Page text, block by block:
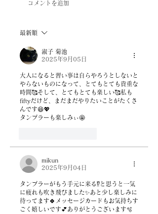
コメントを追加
最新順
淑子 菊池
2025年9月05日
大人になると習い事は自らやろうとしないと
やらないものになって、とてもとても貴重な
時間🥰そして、とてもとても楽しい🥰私も
fiftyだけど、まだまだやりたいことがたくさ
んです😆💖
タンブラーも楽しみぃ🤩
mikun
2025年9月04日
タンブラーがもう手元に来る⁉️と思うと一気
に疲れも吹き飛びました✨あと少し楽しみに
待ってます🍀メッセージカードもお気持ちす
ごく嬉しいです💕ありがとうございます🫧